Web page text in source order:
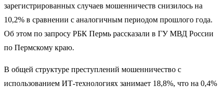
зарегистрированных случаев мошенничеств снизилось на
10,2% в сравнении с аналогичным периодом прошлого года.
Об этом по запросу РБК Пермь рассказали в ГУ МВД России
по Пермскому краю.
В общей структуре преступлений мошенничество с
использованием ИТ-технологиях занимает 18,8%, что на 0,4%